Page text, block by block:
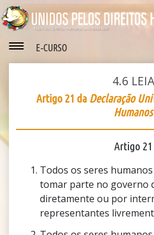
E‑CURSO
4.6 LEIA
Artigo 21 da Declaração
Humanos
Artigo 21
Todos os seres
tomar parte no governo
diretamente ou por
representantes